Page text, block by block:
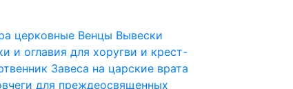
церковные Венцы Вывески
и оглавия для хоругви и крест-
Завеса на царские врата
для преждеосвященных